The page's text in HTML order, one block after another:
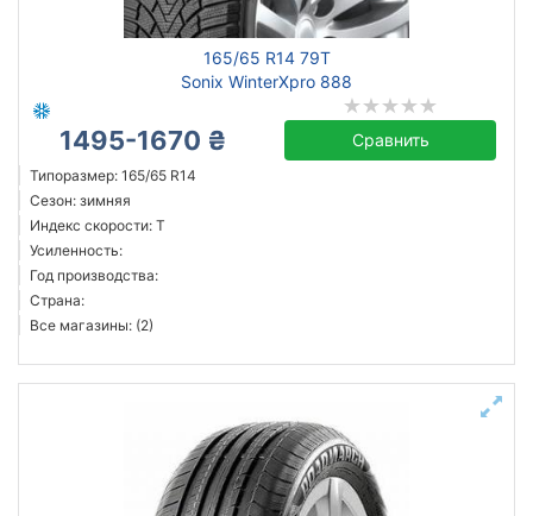
165/65 R14 79T
Sonix WinterXpro 888
1495-1670 ₴ Сравнить
Типоразмер: 165/65 R14
Сезон: зимняя
Индекс скорости: T
Усиленность:
Год производства:
Страна:
Все магазины: (2)